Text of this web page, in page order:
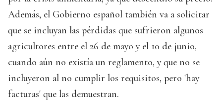
Además, el Gobierno español también va a solicitar
que se incluyan las pérdidas que sufrieron algunos
agricultores entre el 26 de mayo y el 10 de junio,
cuando aún no existía un reglamento, y que no se
incluyeron al no cumplir los requisitos, pero 'hay
facturas' que las demuestran.